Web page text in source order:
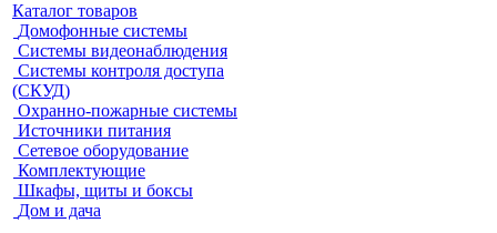
Каталог товаров
Домофонные системы
Системы видеонаблюдения
Системы контроля доступа
(СКУД)
Охранно-пожарные системы
Источники питания
Сетевое оборудование
Комплектующие
Шкафы, щиты и боксы
Дом и дача